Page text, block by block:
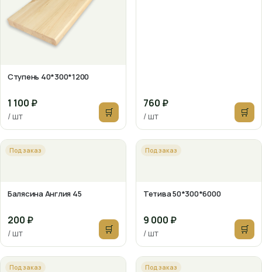
Ступень 40*300*1200
1 100 ₽
/ шт 🛒
760 ₽
/ шт 🛒
Под заказ
Балясина Англия 45
200 ₽
/ шт 🛒
Под заказ
Тетива 50*300*6000
9 000 ₽
/ шт 🛒
Под заказ Под заказ